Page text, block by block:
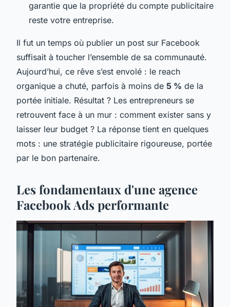
garantie que la propriété du compte publicitaire
reste votre entreprise.
Il fut un temps où publier un post sur Facebook
suffisait à toucher l’ensemble de sa communauté.
Aujourd’hui, ce rêve s’est envolé : le reach
organique a chuté, parfois à moins de 5 % de la
portée initiale. Résultat ? Les entrepreneurs se
retrouvent face à un mur : comment exister sans y
laisser leur budget ? La réponse tient en quelques
mots : une stratégie publicitaire rigoureuse, portée
par le bon partenaire.
Les fondamentaux d'une agence
Facebook Ads performante